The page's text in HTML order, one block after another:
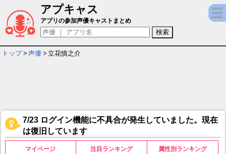
アプキャス
立花慎之介 - 担当ゲームキャラ一覧情報
アプリの参加声優キャストまとめ
トップ > 声優 > 立花慎之介
7/23 ログイン機能に不具合が発生していました。現在
は復旧しています
マイページ 注目ランキング 属性別ランキング